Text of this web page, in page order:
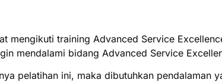
mengikuti training Advanced Service
mendalami bidang Advanced Service
pelatihan ini, maka dibutuhkan pendalaman